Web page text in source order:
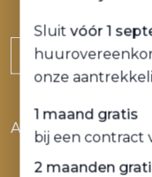
Alle ruimte voor
Sluitvóór 1
onze
1 maand gratis
bij een contract
2 maanden